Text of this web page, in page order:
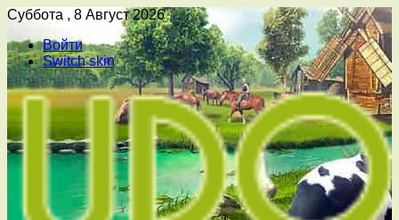
Суббота , 8 Август 2026
Войти
Switch skin